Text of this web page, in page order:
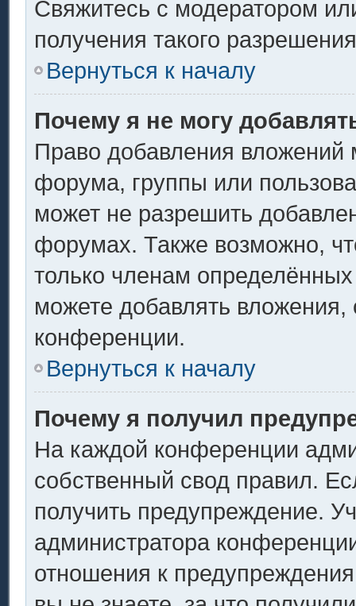
Свяжитесь с модератором
получения такого
Вернуться к началу
Почему я не могу
Право добавления вложений
форума, группы или
может не разрешить
форумах. Также возможно,
только членам
можете добавлять
конференции.
Вернуться к началу
Почему я получил
На каждой конференции
собственный свод правил.
получить предупреждение.
администратора
отношения к